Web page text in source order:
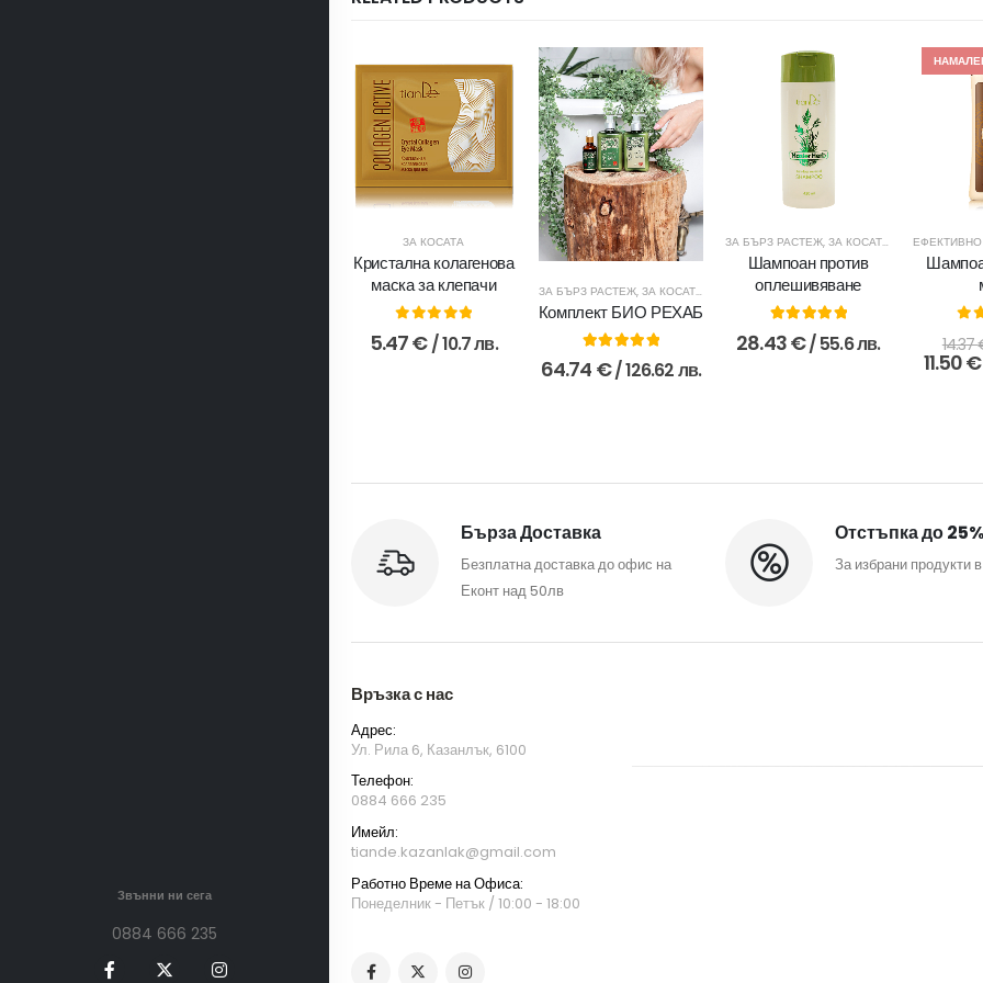
Звънни ни сега
0884 666 235
ЗА КОСАТА
Кристална колагенова
маска за клепачи
out of 5
5.47€/ 10.7 лв.
ЗА БЪРЗ РАСТЕЖ, ЗА КОСАТА ПРОТИВ ПЪРХОТ
Комплект БИО РЕХАБ
out of 5
64.74 €/ 126.62 лв.
ЗА БЪРЗ РАСТЕЖ,ЗА КОСАТА ПРОТИВ
Шампоан против
оплешивяване
5.00 out of 5
28.43€/ 55.6 лв. 14.37
11.50€
Бърза Доставка
Безплатна доставка до офис на
Еконт над 50лв
Отстъпка до 25%
За избрани продукти
Връзка с нас
Адрес:
Ул. Рила 6, Казанлък, 6100
Телефон:
0884 666 235
Имейл:
tiande.kazanlak@gmail.com
Работно Време на Офиса:
Понеделник - Петък / 10:00 - 18:00